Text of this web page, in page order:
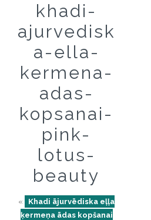
khadi-
ajurvedisk
a-ella-
kermena-
adas-
kopsanai-
pink-
lotus-
beauty
«
Khadi ājurvēdiska eļļa
ķermeņa ādas kopšanai